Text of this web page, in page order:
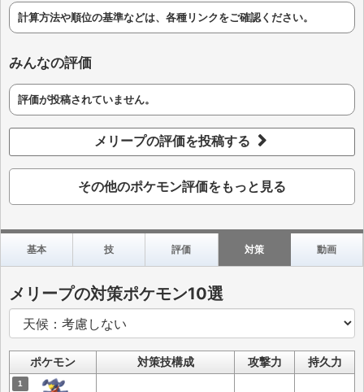
計算方法や順位の基準などは、各種リンクをご確認ください。
みんなの評価
評価が投稿されていません。
メリープの評価を投稿する
その他のポケモン評価をもっと見る
基本 技 評価 対策 動画
メリープの対策ポケモン10選
ポケモン 対策技構成 攻撃力 持久力